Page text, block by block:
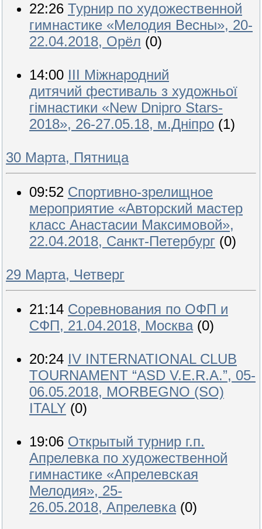
22:26 Турнир по художественной
гимнастике «Мелодия Весны», 20-
22.04.2018, Орёл (0)
14:00 III Міжнародний
дитячий фестиваль з художньої
гімнастики «New Dnipro Stars-
2018», 26-27.05.18, м.Дніпро (1)
30 Марта, Пятница
09:52 Спортивно-зрелищное
мероприятие «Авторский мастер
класс Анастасии Максимовой»,
22.04.2018, Санкт-Петербург (0)
29 Марта, Четверг
21:14 Соревнования по ОФП и
СФП, 21.04.2018, Москва (0)
20:24 IV INTERNATIONAL CLUB
TOURNAMENT “ASD V.E.R.A.”, 05-
06.05.2018, MORBEGNO (SO)
ITALY (0)
19:06 Открытый турнир г.п.
Апрелевка по художественной
гимнастике «Апрелевская
Мелодия», 25-
26.05.2018, Апрелевка (0)